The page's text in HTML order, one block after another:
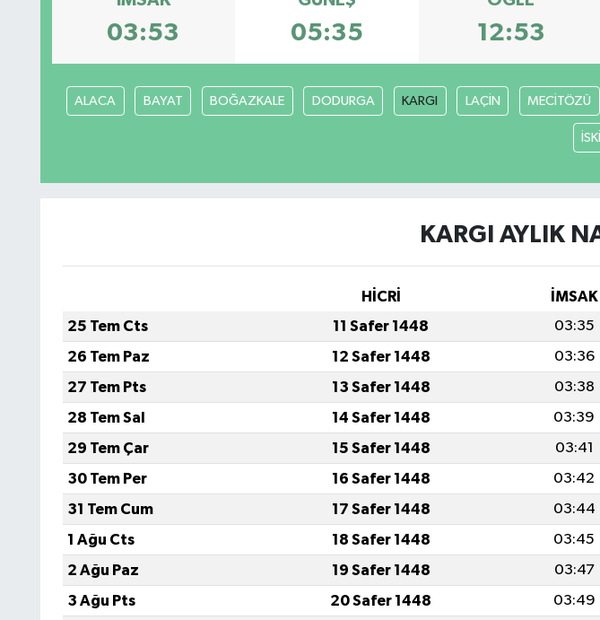
03:53 05:35 12:53
ALACA BAYAT BOĞAZKALE DODURGA KARGI LAÇİN MECİTÖZÜ
KARGI AYLIK
HİCRİ İMSAK
25 Tem Cts
11 Safer 1448 03:35
26 Tem Paz
12 Safer 1448 03:36
27 Tem Pts
13 Safer 1448 03:38
28 Tem Sal
14 Safer 1448 03:39
29 Tem Çar
15 Safer 1448 03:41
30 Tem Per
16 Safer 1448 03:42
31 Tem Cum
17 Safer 1448 03:44
1 Ağu Cts
18 Safer 1448 03:45
2 Ağu Paz
19 Safer 1448 03:47
3 Ağu Pts
20 Safer 1448 03:49